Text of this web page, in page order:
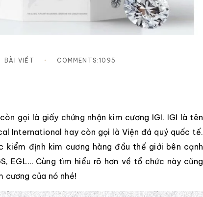
BÀI VIẾT COMMENTS:1095
gọi là giấy chứng nhận kim cương IGI. IGI là tên
International hay còn gọi là Viện đá quý quốc tế.
định kim cương hàng đầu thế giới bên cạnh
EGL… Cùng tìm hiểu rõ hơn về tổ chức này cũng
cương của nó nhé!